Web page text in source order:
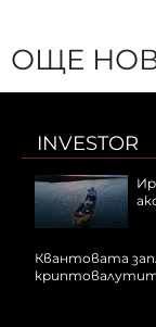
ОЩЕ
INVESTOR
Квантовата